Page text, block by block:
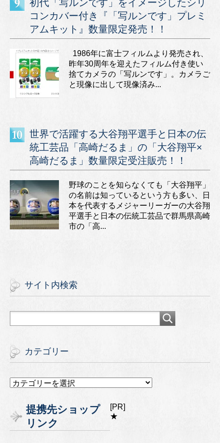
初代「写ルンです」をイメージしたシリ
コンカバー付き『「写ルンです」プレミ
アムキット』数量限定発売！！
1986年に富士フィルムより発売され、
昨年30周年を迎えたフィルム付き使い
捨てカメラの「写ルンです」。カメラご
と現像に出して現像済み...
世界で活躍する大谷翔平選手と日本の伝
統工芸品「高崎だるま」の「大谷翔平×
高崎だるま」数量限定受注販売！！
野球のことを知らなくても「大谷翔平」
の名前は知っているという方も多い、日
本を代表するメジャーリーガーの大谷翔
平選手と日本の伝統工芸品で群馬県高崎
市の「高...
サイト内検索
カテゴリー
カ
リ
ー
提携先ショップ
リンク
[PR]
★